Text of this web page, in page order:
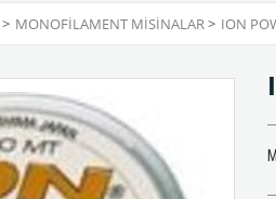
> MONOFILAMENT MISINALAR> ION